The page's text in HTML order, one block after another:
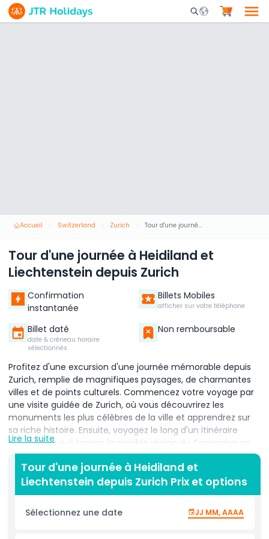
Mobile Search
Accueil Switzerland Zurich Tour d'une journée à Heidiland et Liechtenstein depuis Zurich
Tour d'une journée à Heidiland et
Liechtenstein depuis Zurich
Confirmation
instantanée
Billets Mobiles
afficher sur votre téléphone
Billet daté
date & créneau horaire
sélectionnés
Non remboursable
Profitez d'une excursion d'une journée mémorable depuis
Zurich, remplie de magnifiques paysages, de charmantes
villes et de points culturels. Commencez votre voyage par
une visite guidée de Zurich, où vous découvrirez les
monuments les plus célèbres de la ville et apprendrez sur
sa riche histoire. Ensuite, voyagez le long d'un itinéraire
panoramique à travers la paisible région du Toggenbourg,
entourée de collines ondulantes et de superbes paysages
suisses. Faites une halte à Rapperswil, également connue
sous le nom de « Ville des Roses », où vous aurez du temps
libre pour vous promener dans ses jolies rues, visiter le
château ou vous détendre au bord du lac à votre rythme.
Continuez votre voyage jusqu'à Vaduz, la capitale du
Lire la suite
Tour d'une journée à Heidiland et
Liechtenstein depuis Zurich Prix et options
Sélectionnez une date JJ MM, AAAA